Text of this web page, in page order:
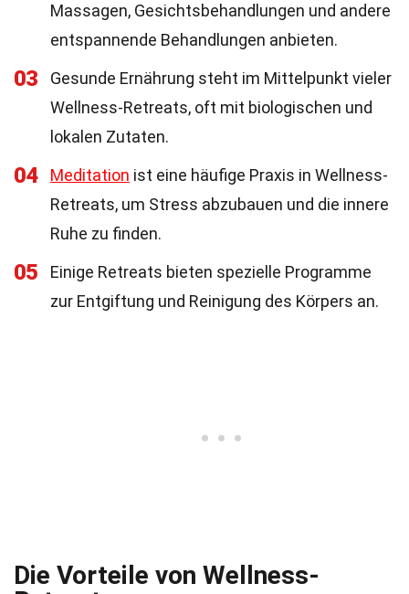
Massagen, Gesichtsbehandlungen und andere
entspannende Behandlungen anbieten.
03
Gesunde Ernährung steht im Mittelpunkt vieler
Wellness-Retreats, oft mit biologischen und
lokalen Zutaten.
04 Meditation ist eine häufige Praxis in Wellness-
Retreats, um Stress abzubauen und die innere
Ruhe zu finden.
05
Einige Retreats bieten spezielle Programme
zur Entgiftung und Reinigung des Körpers an.
Die Vorteile von Wellness-